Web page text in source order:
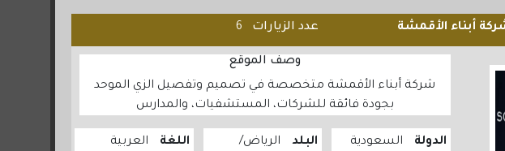
أبناء الأقمشة عدد الزيارات 6
وصف الموقع
شركة أبناء الأقمشة متخصصة في تصميم وتفصيل الزي الموحد
بجودة فائقة للشركات، المستشفيات، والمدارس
الدولة السعودية البلد
الرياض
اللغة العربية